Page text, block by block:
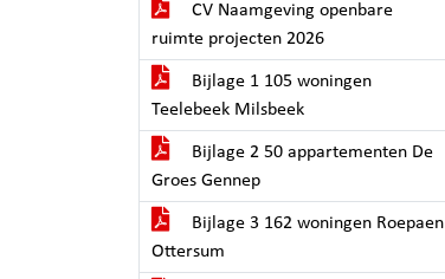
CV Naamgeving openbare
ruimte projecten 2026
Bijlage 1 105 woningen
Teelebeek Milsbeek
Bijlage 2 50 appartementen De
Groes Gennep
Bijlage 3 162 woningen Roepaen
Ottersum